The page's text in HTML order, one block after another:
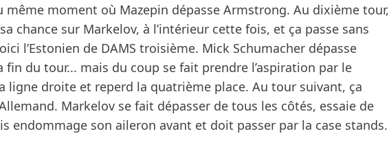
même moment où Mazepin dépasse Armstrong. Au dixième tour,
chance sur Markelov, à l’intérieur cette fois, et ça passe sans
l’Estonien de DAMS troisième. Mick Schumacher dépasse
fin du tour... mais du coup se fait prendre l’aspiration par le
ligne droite et reperd la quatrième place. Au tour suivant, ça
Markelov se fait dépasser de tous les côtés, essaie de
endommage son aileron avant et doit passer par la case stands.